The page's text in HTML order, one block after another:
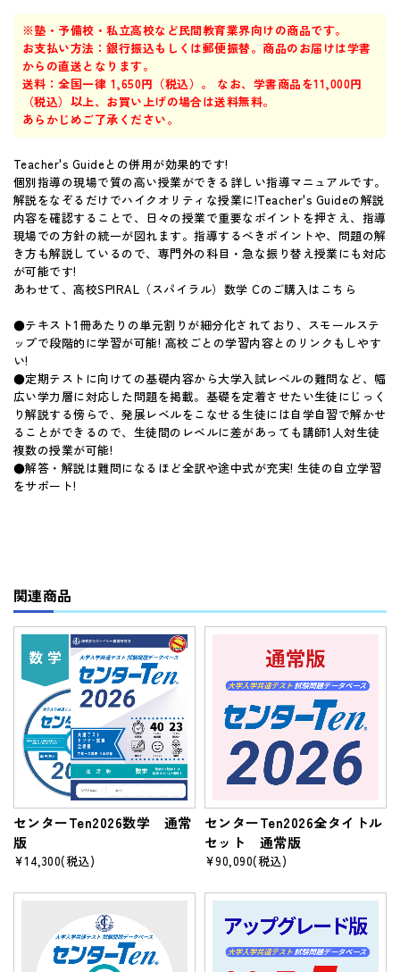
※塾・予備校・私立高校など民間教育業界向けの商品です。
お支払い方法：銀行振込もしくは郵便振替。商品のお届けは学書
からの直送となります。
送料：全国一律 1,650円（税込）。 なお、学書商品を11,000円
（税込）以上、お買い上げの場合は送料無料。
あらかじめご了承ください。
Teacher's Guideとの併用が効果的です!
個別指導の現場で質の高い授業ができる詳しい指導マニュアルです。
解説をなぞるだけでハイクオリティな授業に!Teacher's Guideの解説
内容を確認することで、日々の授業で重要なポイントを押さえ、指導
現場での方針の統一が図れます。指導するべきポイントや、問題の解
き方も解説しているので、専門外の科目・急な振り替え授業にも対応
が可能です!
あわせて、高校SPIRAL（スパイラル）数学 Cのご購入はこちら
●テキスト1冊あたりの単元割りが細分化されており、スモールステ
ップで段階的に学習が可能! 高校ごとの学習内容とのリンクもしやす
い!
●定期テストに向けての基礎内容から大学入試レベルの難問など、幅
広い学力層に対応した問題を掲載。基礎を定着させたい生徒にじっく
り解説する傍らで、発展レベルをこなせる生徒には自学自習で解かせ
ることができるので、生徒間のレベルに差があっても講師1人対生徒
複数の授業が可能!
●解答・解説は難問になるほど全訳や途中式が充実! 生徒の自立学習
をサポート!
関連商品
センターTen2026数学 通常
版
¥14,300(税込)
センターTen2026全タイトル
セット 通常版
¥90,090(税込)